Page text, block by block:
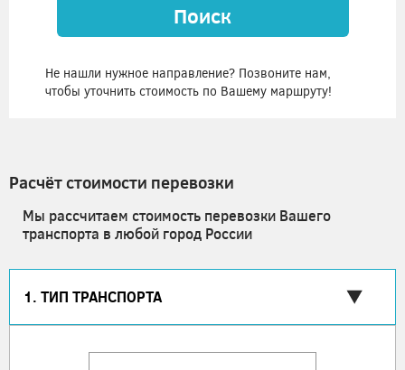
Поиск
Не нашли нужное направление? Позвоните нам,
чтобы уточнить стоимость по Вашему маршруту!
Расчёт стоимости перевозки
Мы рассчитаем стоимость перевозки Вашего
транспорта в любой город России
1. ТИП ТРАНСПОРТА